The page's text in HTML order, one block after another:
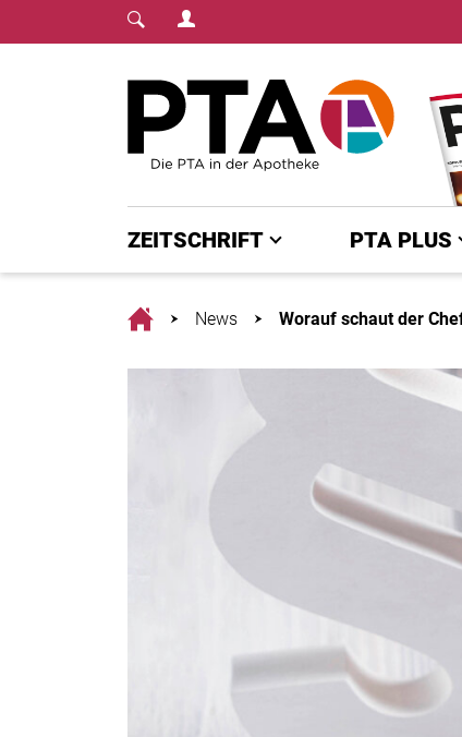
Login Menu
ZEITSCHRIFT PTA PLUS
HomeNews Worauf schaut der